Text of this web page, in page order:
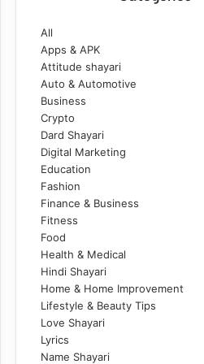
All
Apps & APK
Attitude shayari
Auto & Automotive
Business
Crypto
Dard Shayari
Digital Marketing
Education
Fashion
Finance & Business
Fitness
Food
Health & Medical
Hindi Shayari
Home & Home Improvement
Lifestyle & Beauty Tips
Love Shayari
Lyrics
Name Shayari